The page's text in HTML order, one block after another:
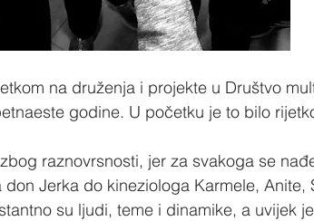
na druženja i projekte u Društvo
godine. U početku je to bilo
raznovrsnosti, jer za svakoga se
Jerka do kineziologa Karmele, Anite,
su ljudi, teme i dinamike, a uvijek